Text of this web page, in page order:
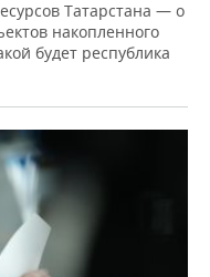
Татарстана — о
накопленного
будет республика